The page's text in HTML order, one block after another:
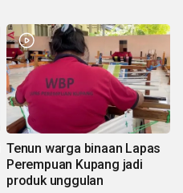
Tenun warga binaan Lapas
Perempuan Kupang jadi
produk unggulan